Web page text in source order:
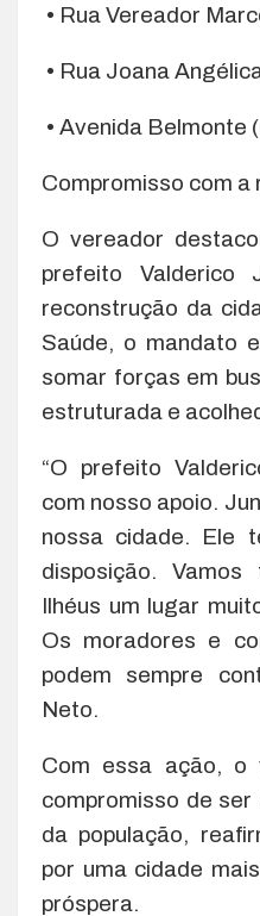
• Rua Vereador
• Rua Joana
• Avenida Belmonte
Compromisso com a
O vereador
prefeito Valderico
reconstrução da
Saúde, o mandato
somar forças em
estruturada e
“O prefeito
com nosso apoio.
nossa cidade. Ele
disposição.
Ilhéus um lugar
Os moradores e
podem sempre
Neto.
Com essa ação, o
compromisso de
da população,
por uma cidade
próspera.